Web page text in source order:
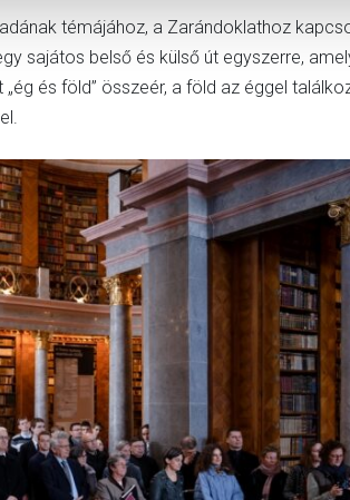
témájához, a Zarándoklathoz
sajátos belső és külső út egyszerre,
és föld” összeér, a föld az éggel